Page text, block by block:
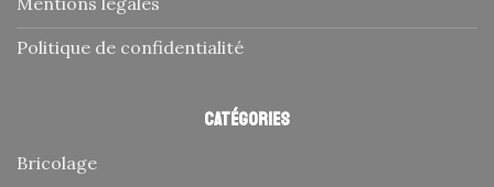
Politique de confidentialité
Catégories
Bricolage